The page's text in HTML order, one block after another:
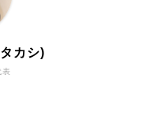
カシ)